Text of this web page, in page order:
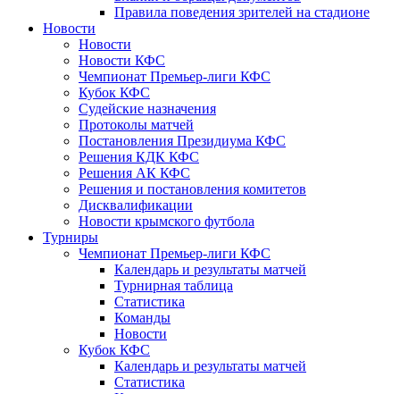
Правила поведения зрителей на стадионе
Новости
Новости
Новости КФС
Чемпионат Премьер-лиги КФС
Кубок КФС
Судейские назначения
Протоколы матчей
Постановления Президиума КФС
Решения КДК КФС
Решения АК КФС
Решения и постановления комитетов
Дисквалификации
Новости крымского футбола
Турниры
Чемпионат Премьер-лиги КФС
Календарь и результаты матчей
Турнирная таблица
Статистика
Команды
Новости
Кубок КФС
Календарь и результаты матчей
Статистика